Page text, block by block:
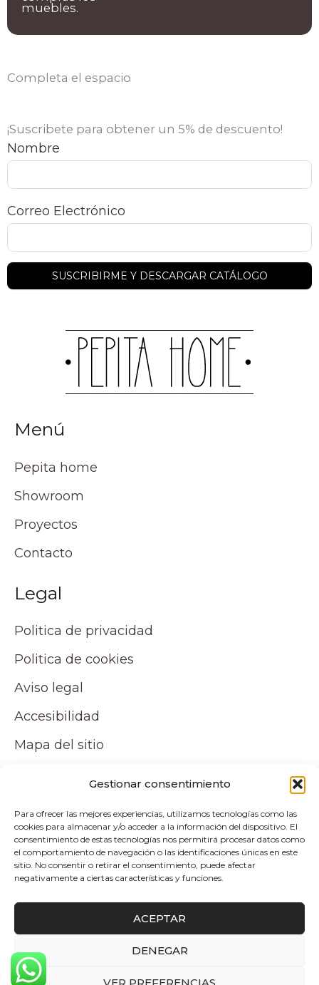
Gestionar consentimiento
Para ofrecer las mejores experiencias, utilizamos tecnologías como las
cookies para almacenar y/o acceder a la información del dispositivo. El
consentimiento de estas tecnologías nos permitirá procesar datos como
el comportamiento de navegación o las identificaciones únicas en este
sitio. No consentir o retirar el consentimiento, puede afectar
negativamente a ciertas características y funciones.
ACEPTAR
DENEGAR
VER PREFERENCIAS
muebles.
Completa el espacio
¡Suscribete para obtener un 5% de descuento!
Nombre
Correo Electrónico
Menú
Pepita home
Showroom
Proyectos
Contacto
Legal
Politica de privacidad
Politica de cookies
Aviso legal
Accesibilidad
Mapa del sitio
Tu cuenta
Mi cuenta
Carrito
Politica de envio y devoluciones
Copyright © 2026 Atelier by Pepita Home |